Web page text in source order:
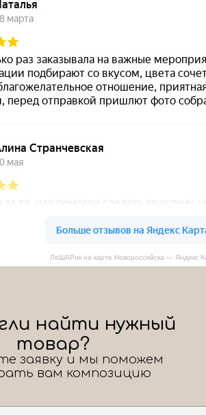
ЛоШАРик на карте Новороссийска — Яндекс
найти нужный
товар?
заявку и мы поможем
вам композицию